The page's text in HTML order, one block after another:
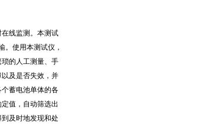
线监测。本测试
。使用本测试仪，
的人工测量、手
及是否失效，并
蓄电池单体的各
值，自动筛选出
及时地发现和处